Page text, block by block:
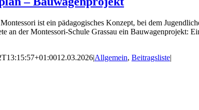
ist ein pädagogisches Konzept, bei dem
an der Montessori-Schule Grassau ein
12.03.2026|Allgemein, Beitragsliste|